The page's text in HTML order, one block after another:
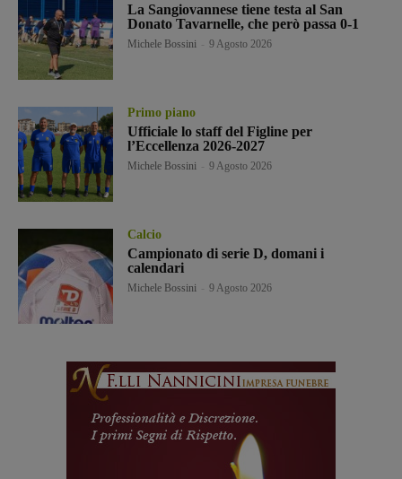
La Sangiovannese tiene testa al San
Donato Tavarnelle, che però passa 0-1
Michele Bossini 9 Agosto 2026
Primo piano
Ufficiale lo staff del Figline per
l’Eccellenza 2026-2027
Michele Bossini 9 Agosto 2026
Calcio
Campionato di serie D, domani i
calendari
Michele Bossini 9 Agosto 2026